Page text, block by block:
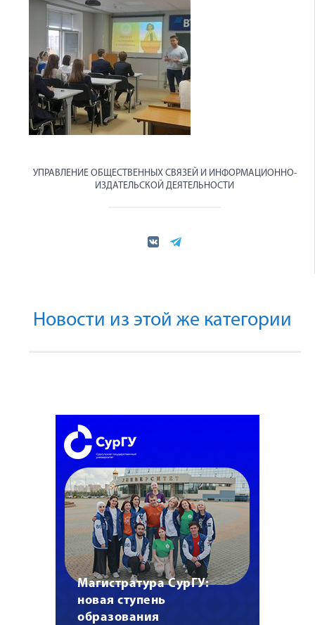
УПРАВЛЕНИЕ ОБЩЕСТВЕННЫХ СВЯЗЕЙ И ИНФОРМАЦИОННО-
ИЗДАТЕЛЬСКОЙ ДЕЯТЕЛЬНОСТИ
Новости из этой же категории
Магистратура СурГУ:
новая ступень
образования